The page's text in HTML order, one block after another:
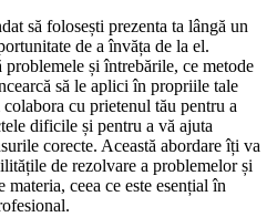
să folosești prezenta ta lângă un
de a învăța de la el.
problemele și întrebările, ce metode
să le aplici în propriile tale
cu prietenul tău pentru a
dificile și pentru a vă ajuta
corecte. Această abordare îți va
de rezolvare a problemelor și
ceea ce este esențial în